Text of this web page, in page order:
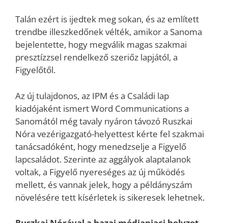
Talán ezért is ijedtek meg sokan, és az említett
trendbe illeszkedőnek vélték, amikor a Sanoma
bejelentette, hogy megválik magas szakmai
presztízzsel rendelkező szeriőz lapjától, a
Figyelőtől.
Az új tulajdonos, az IPM és a Családi lap
kiadójaként ismert Word Communications a
Sanomától még tavaly nyáron távozó Ruszkai
Nóra vezérigazgató-helyettest kérte fel szakmai
tanácsadóként, hogy menedzselje a Figyelő
lapcsaládot. Szerinte az aggályok alaptalanok
voltak, a Figyelő nyereséges az új működés
mellett, és vannak jelek, hogy a példányszám
növelésére tett kísérletek is sikeresek lehetnek.